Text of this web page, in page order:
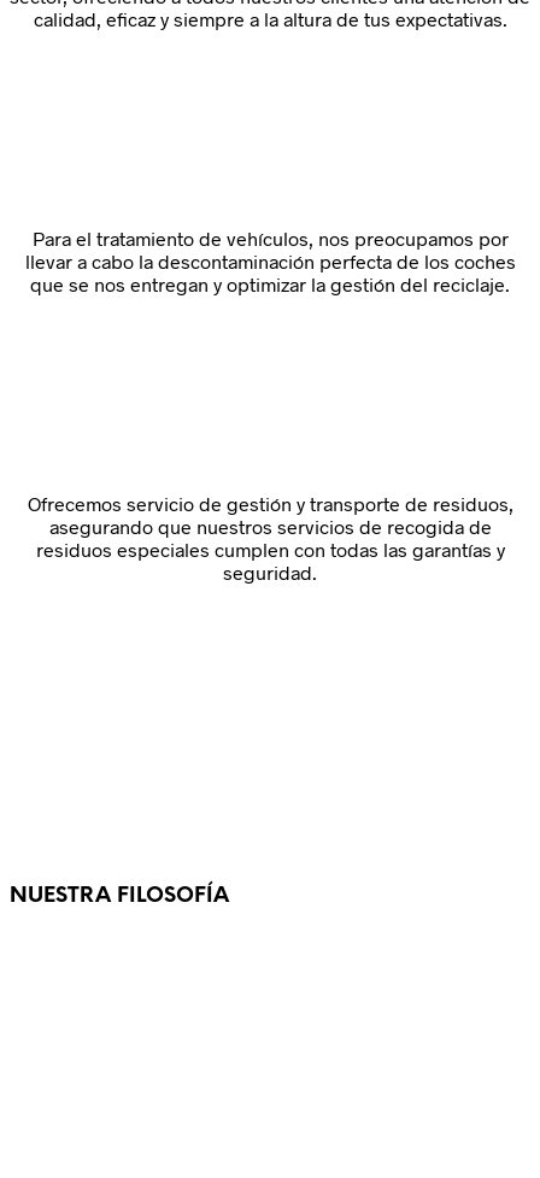
Ofrecemos servicio de gestión y transporte de residuos,
asegurando que nuestros servicios de recogida de
residuos especiales cumplen con todas las garantías y
seguridad.
Para el tratamiento de vehículos, nos preocupamos por
llevar a cabo la descontaminación perfecta de los coches
que se nos entregan y optimizar la gestión del reciclaje.
calidad, eficaz y siempre a la altura de tus expectativas.
NUESTRA FILOSOFÍA